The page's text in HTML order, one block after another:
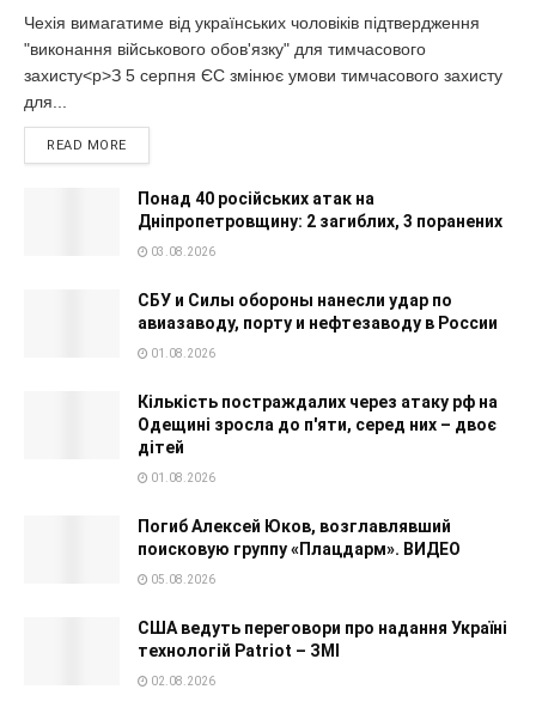
Чехія вимагатиме від українських чоловіків підтвердження
"виконання військового обов'язку" для тимчасового
захисту<p>З 5 серпня ЄС змінює умови тимчасового захисту
для...
READ MORE
Понад 40 російських атак на
Дніпропетровщину: 2 загиблих, 3 поранених
03.08.2026
СБУ и Силы обороны нанесли удар по
авиазаводу, порту и нефтезаводу в России
01.08.2026
Кількість постраждалих через атаку рф на
Одещині зросла до п'яти, серед них – двоє
дітей
01.08.2026
Погиб Алексей Юков, возглавлявший
поисковую группу «Плацдарм». ВИДЕО
05.08.2026
США ведуть переговори про надання Україні
технологій Patriot – ЗМІ
02.08.2026